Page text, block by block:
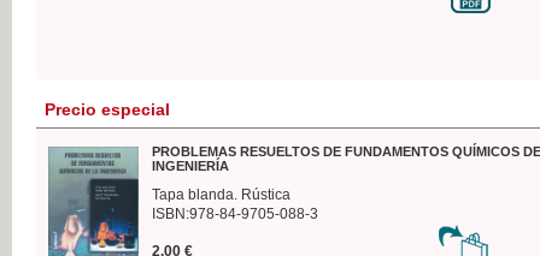
Precio especial
PROBLEMAS RESUELTOS DE FUNDAMENTOS QUÍMICOS
INGENIERÍA
Tapa blanda. Rústica
ISBN:978-84-9705-088-3
2,00 €